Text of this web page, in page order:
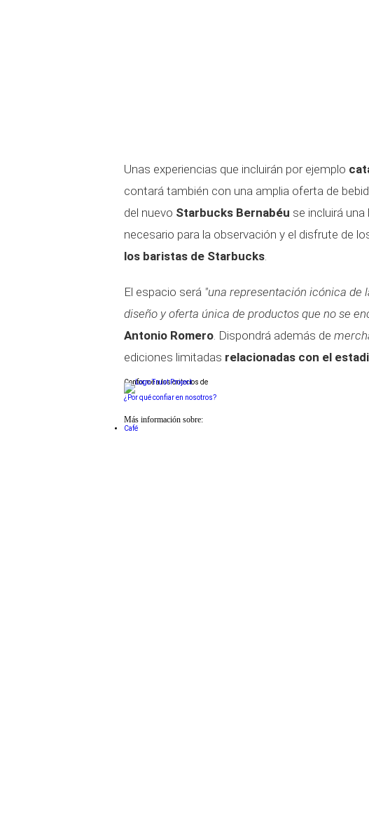
Unas experiencias que incluirán por ejemplo
contará también con una amplia oferta de
del nuevo Starbucks Bernabéu se incluirá
necesario para la observación y el disfrute de
los baristas de Starbucks.
El espacio será "una representación icónica de
diseño y oferta única de productos que no se
Antonio Romero. Dispondrá además de
ediciones limitadas relacionadas con el
Conforme a los criterios de
¿Por qué confiar en nosotros?
Más información sobre:
Café